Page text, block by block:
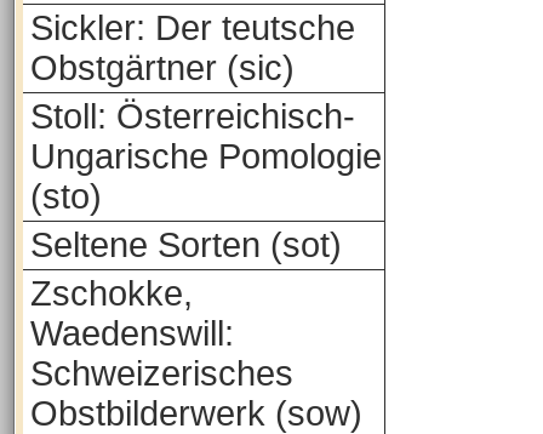
Sickler: Der teutsche
Obstgärtner (sic)
Stoll: Österreichisch-
Ungarische Pomologie
(sto)
Seltene Sorten (sot)
Zschokke,
Waedenswill:
Schweizerisches
Obstbilderwerk (sow)